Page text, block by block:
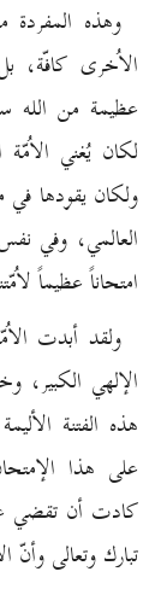
وهذه
الاُخرى كافّة،
عظيمة من الله
لكان يُغني
ولكان يقودها في
العالمي، وفي
امتحاناً عظيماً
ولقد أبدت
الإلهي
هذه الفتنة
على هذا
كادت أن تقضي
تبارك وتعالى وأنّ